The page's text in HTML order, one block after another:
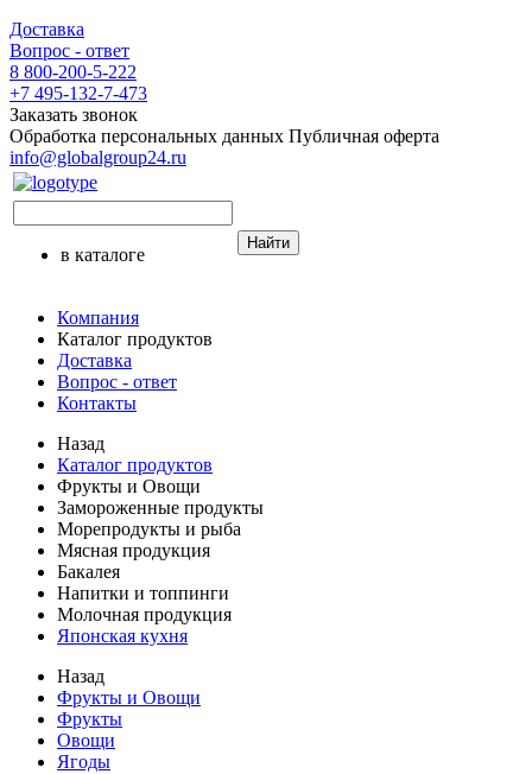
Доставка
Вопрос - ответ
8 800-200-5-222
+7 495-132-7-473
Заказать звонок
Обработка персональных данных Публичная оферта
info@globalgroup24.ru
в каталоге
Найти
Компания
Каталог продуктов
Доставка
Вопрос - ответ
Контакты
Назад
Каталог продуктов
Фрукты и Овощи
Замороженные продукты
Морепродукты и рыба
Мясная продукция
Бакалея
Напитки и топпинги
Молочная продукция
Японская кухня
Назад
Фрукты и Овощи
Фрукты
Овощи
Ягоды